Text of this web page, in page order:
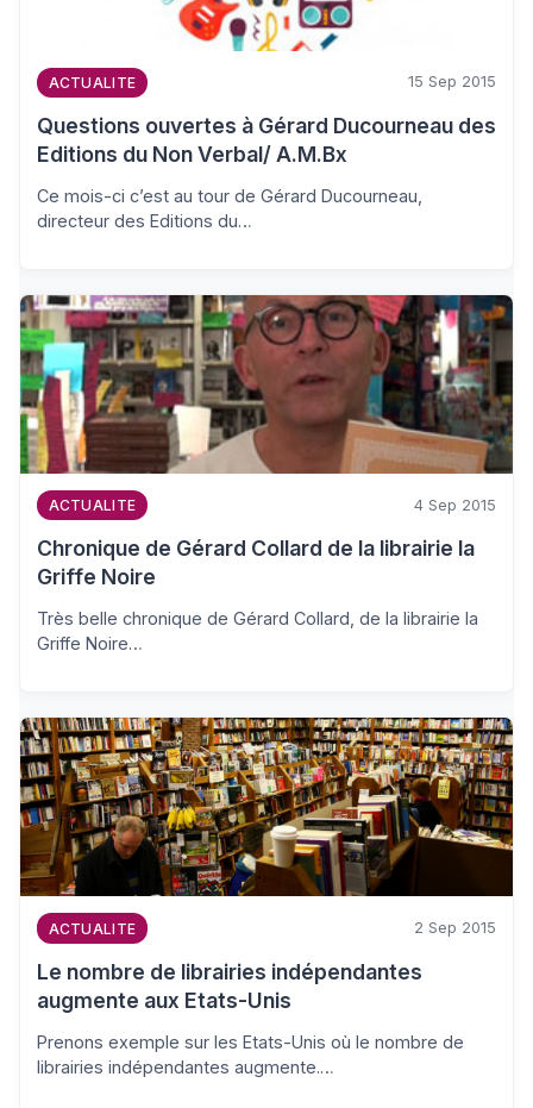
ACTUALITE 15 Sep 2015
Questions ouvertes à Gérard Ducourneau des
Editions du Non Verbal/ A.M.Bx
Ce mois-ci c’est au tour de Gérard Ducourneau,
directeur des Editions du…
ACTUALITE 4 Sep 2015
Chronique de Gérard Collard de la librairie la
Griffe Noire
Très belle chronique de Gérard Collard, de la librairie la
Griffe Noire…
ACTUALITE 2 Sep 2015
Le nombre de librairies indépendantes
augmente aux Etats-Unis
Prenons exemple sur les Etats-Unis où le nombre de
librairies indépendantes augmente.…